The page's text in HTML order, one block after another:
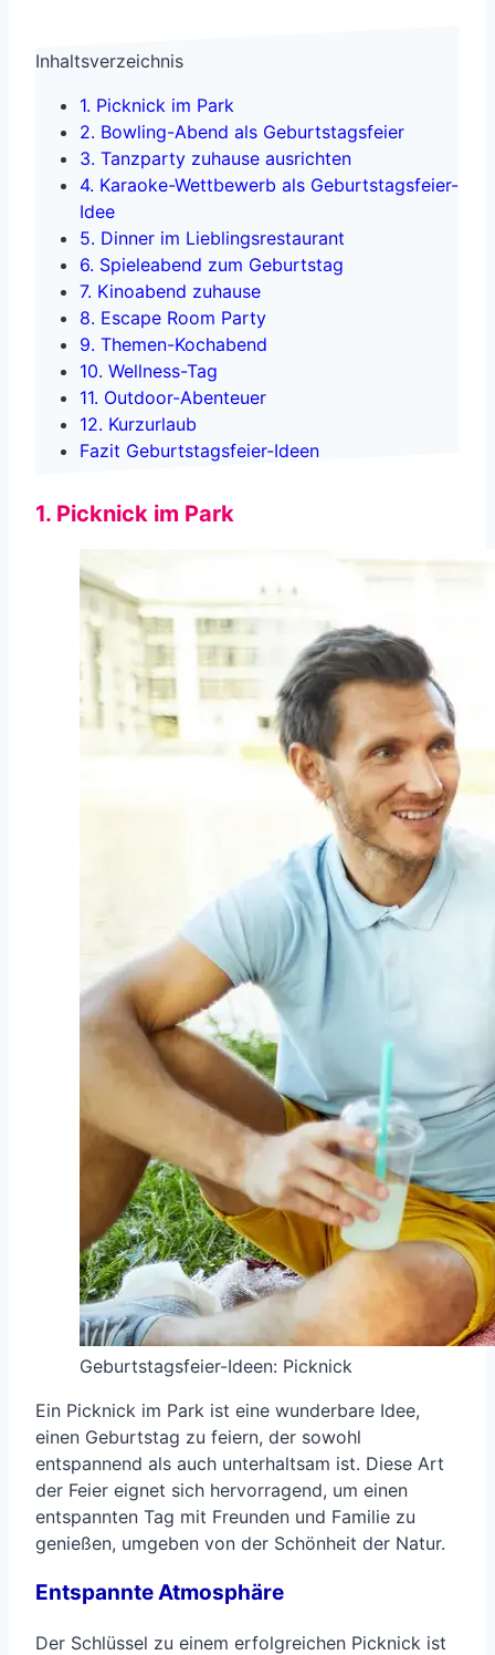
Inhaltsverzeichnis
1. Picknick im Park
2. Bowling-Abend als Geburtstagsfeier
3. Tanzparty zuhause ausrichten
4. Karaoke-Wettbewerb als Geburtstagsfeier-
Idee
5. Dinner im Lieblingsrestaurant
6. Spieleabend zum Geburtstag
7. Kinoabend zuhause
8. Escape Room Party
9. Themen-Kochabend
10. Wellness-Tag
11. Outdoor-Abenteuer
12. Kurzurlaub
Fazit Geburtstagsfeier-Ideen
1. Picknick im Park
Geburtstagsfeier-Ideen: Picknick
Ein Picknick im Park ist eine wunderbare Idee,
einen Geburtstag zu feiern, der sowohl
entspannend als auch unterhaltsam ist. Diese Art
der Feier eignet sich hervorragend, um einen
entspannten Tag mit Freunden und Familie zu
genießen, umgeben von der Schönheit der Natur.
Entspannte Atmosphäre
Der Schlüssel zu einem erfolgreichen Picknick ist